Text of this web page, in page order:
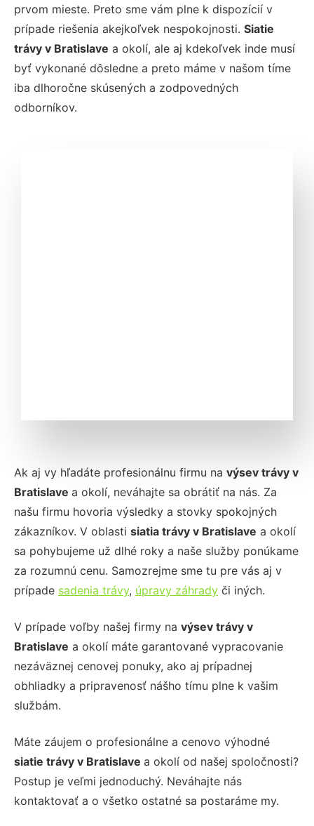
prvom mieste. Preto sme vám plne k dispozícií v
prípade riešenia akejkoľvek nespokojnosti. Siatie
trávy v Bratislave a okolí, ale aj kdekoľvek inde musí
byť vykonané dôsledne a preto máme v našom tíme
iba dlhoročne skúsených a zodpovedných
odborníkov.
Ak aj vy hľadáte profesionálnu firmu na výsev trávy v
Bratislave a okolí, neváhajte sa obrátiť na nás. Za
našu firmu hovoria výsledky a stovky spokojných
zákazníkov. V oblasti siatia trávy v Bratislave a okolí
sa pohybujeme už dlhé roky a naše služby ponúkame
za rozumnú cenu. Samozrejme sme tu pre vás aj v
prípade sadenia trávy, úpravy záhrady či iných.
V prípade voľby našej firmy na výsev trávy v
Bratislave a okolí máte garantované vypracovanie
nezáväznej cenovej ponuky, ako aj prípadnej
obhliadky a pripravenosť nášho tímu plne k vašim
službám.
Máte záujem o profesionálne a cenovo výhodné
siatie trávy v Bratislave a okolí od našej spoločnosti?
Postup je veľmi jednoduchý. Neváhajte nás
kontaktovať a o všetko ostatné sa postaráme my.